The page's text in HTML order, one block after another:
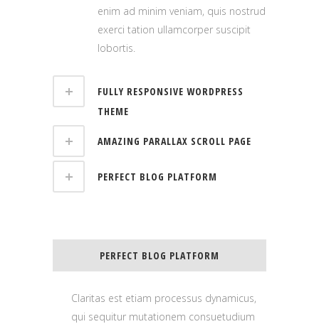
enim ad minim veniam, quis nostrud
exerci tation ullamcorper suscipit
lobortis.
FULLY RESPONSIVE WORDPRESS
THEME
AMAZING PARALLAX SCROLL PAGE
PERFECT BLOG PLATFORM
PERFECT BLOG PLATFORM
Claritas est etiam processus dynamicus,
qui sequitur mutationem consuetudium